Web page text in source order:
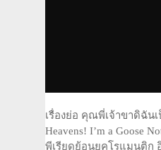
เรื่องย่อ คุณพี่เจ้าขาดิฉัน
Heavens! I’m a Goose
พีเรียดย้อนยุคโรแมนติก